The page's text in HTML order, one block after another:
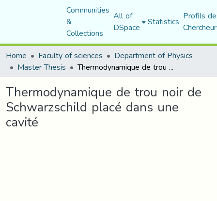
Communities
&
Collections
All of
DSpace Statistics Profils
Home
Faculty of sciences Department of Physics
Master Thesis Thermodynamique de trou noir de Schwarzschild placé dans une cavité
Thermodynamique de trou noir de
Schwarzschild placé dans une
cavité